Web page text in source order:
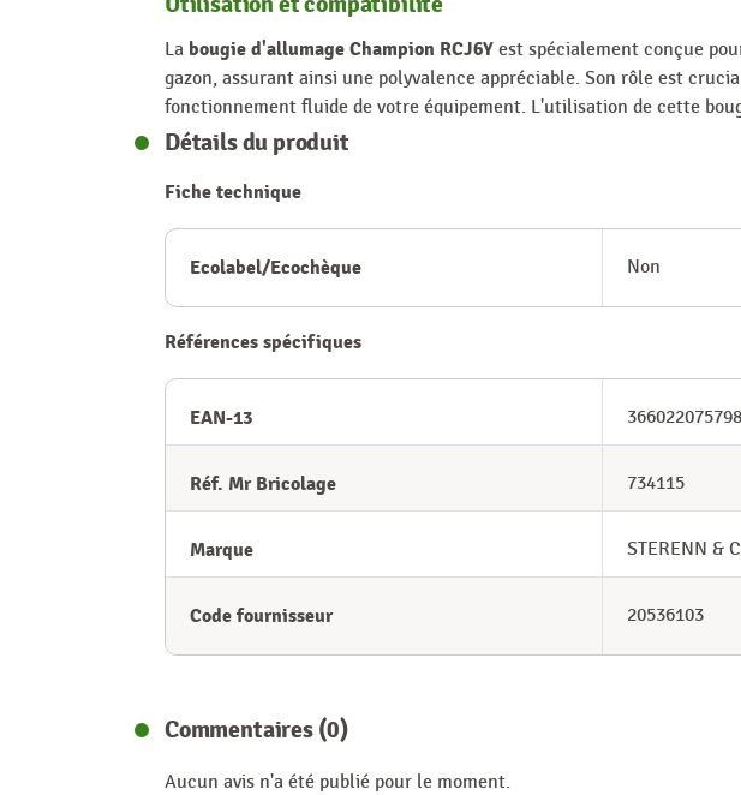
La bougie d'allumage Champion RCJ6Y est spécialement conçue
gazon, assurant ainsi une polyvalence appréciable. Son rôle est
fonctionnement fluide de votre équipement. L'utilisation de cette
Détails du produit
Fiche technique
Ecolabel/Ecochèque Non
Références spécifiques
EAN-13
Réf. Mr Bricolage 734115
Marque STERENN &
Code fournisseur 20536103
Commentaires (0)
Aucun avis n'a été publié pour le moment.